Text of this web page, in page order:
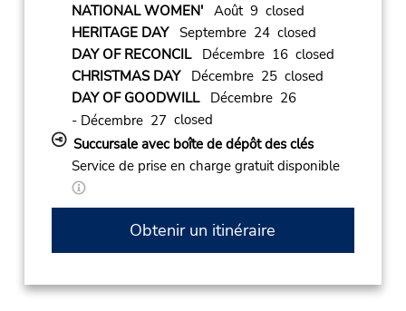
NATIONAL WOMEN'Août 9 closed
HERITAGE DAYSeptembre 24 closed
DAY OF RECONCILDécembre 16 closed
CHRISTMAS DAYDécembre 25 closed
DAY OF GOODWILLDécembre 26
- Décembre 27 closed
Succursale avec boîte de dépôt des clés
Service de prise en charge gratuit disponible
Obtenir un itinéraire